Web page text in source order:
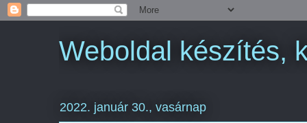
Weboldal készítés,
2022. január 30., vasárnap